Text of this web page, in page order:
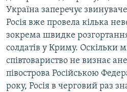
Україна заперечує
Росія вже провела кілька
зокрема швидке розгортання
солдатів у Криму. Оскільки
співтовариство не визнає
півострова Російською
року, Росія в черговий раз